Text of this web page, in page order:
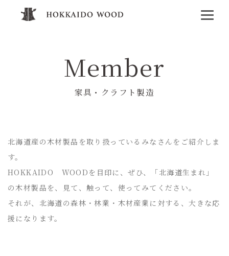
Member
家具・クラフト製造
北海道産の木材製品を取り扱っているみなさんをご紹介しま
す。
HOKKAIDO WOODを目印に、ぜひ、「北海道生まれ」
の木材製品を、見て、触って、使ってみてください。
それが、北海道の森林・林業・木材産業に対する、大きな応
援になります。